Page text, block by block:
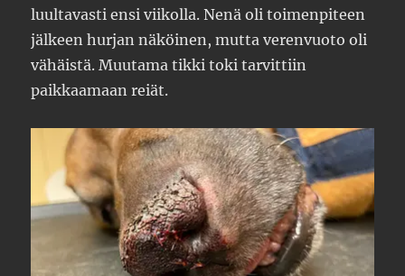
luultavasti ensi viikolla. Nenä oli toimenpiteen
jälkeen hurjan näköinen, mutta verenvuoto oli
vähäistä. Muutama tikki toki tarvittiin
paikkaamaan reiät.